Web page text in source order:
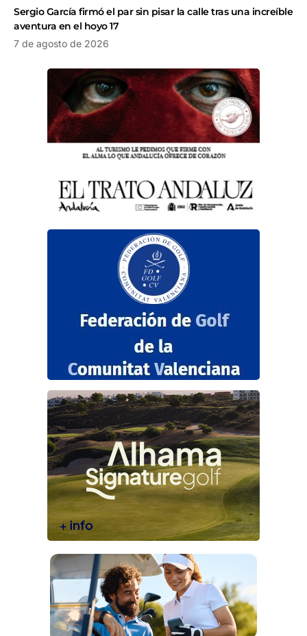
Sergio García firmó el par sin pisar la calle tras una increíble
aventura en el hoyo 17
7 de agosto de 2026